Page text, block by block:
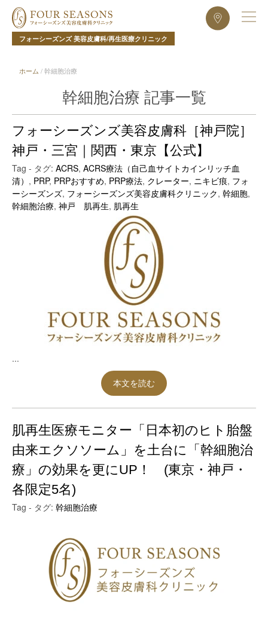
フォーシーズンズ 美容皮膚科/再生医療クリニック
ホーム /幹細胞治療
幹細胞治療 記事一覧
フォーシーズンズ美容皮膚科［神戸院］
神戸・三宮｜関西・東京【公式】
Tag - タグ: ACRS, ACRS療法（自己血サイトカインリッチ血
清） , PRP, PRPおすすめ, PRP療法, クレーター, ニキビ痕, フォ
ーシーズンズ, フォーシーズンズ美容皮膚科クリニック, 幹細胞,
幹細胞治療, 神戸 肌再生, 肌再生
...
本文を読む
肌再生医療モニター「日本初のヒト胎盤
由来エクソソーム」を土台に「幹細胞治
療」の効果を更にUP！ (東京・神戸・
各限定5名)
Tag - タグ: 幹細胞治療